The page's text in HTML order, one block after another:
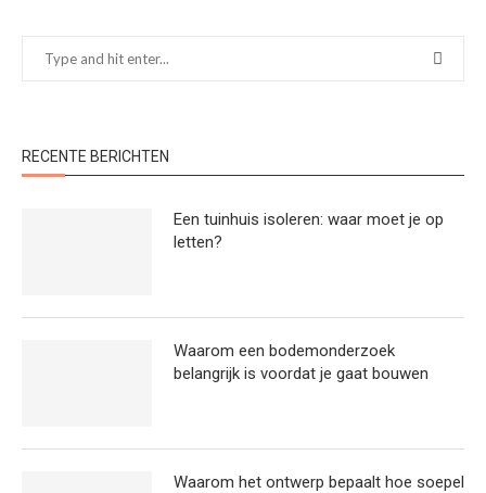
RECENTE BERICHTEN
Een tuinhuis isoleren: waar moet je op
letten?
Waarom een bodemonderzoek
belangrijk is voordat je gaat bouwen
Waarom het ontwerp bepaalt hoe soepel